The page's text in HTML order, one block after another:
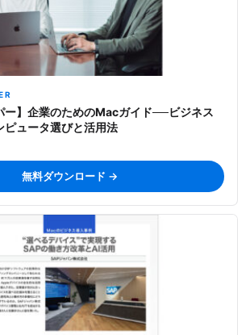
ー】企業のためのMacガイド──ビジネス
ピュータ選びと活用法
無料ダウンロード →